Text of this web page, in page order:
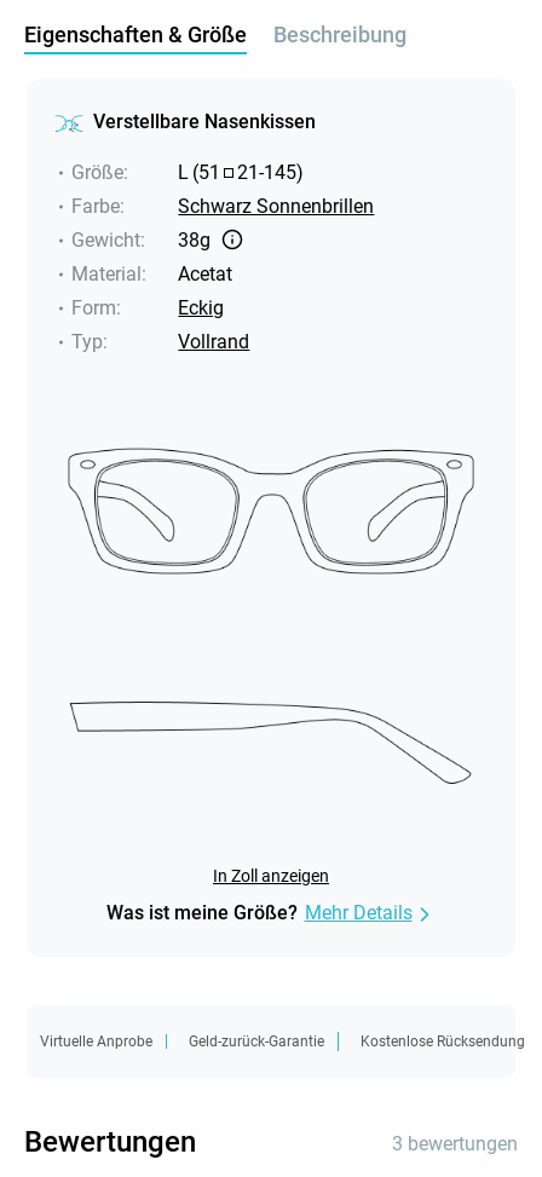
Eigenschaften & Größe Beschreibung
Verstellbare Nasenkissen
Größe: L (51 21-145)
Farbe:
Schwarz Sonnenbrillen
Gewicht:
38g
Material:
Acetat
Form:
Eckig
Typ: Vollrand
In Zoll anzeigen
Was ist meine Größe? Mehr Details
Virtuelle Anprobe Geld-zurück-Garantie Kostenlose Rücksendung
Bewertungen 3 bewertungen